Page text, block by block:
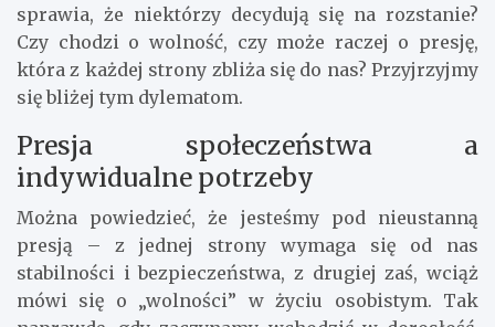
sprawia, że niektórzy decydują się na rozstanie?
Czy chodzi o wolność, czy może raczej o presję,
która z każdej strony zbliża się do nas? Przyjrzyjmy
się bliżej tym dylematom.
Presja społeczeństwa a
indywidualne potrzeby
Można powiedzieć, że jesteśmy pod nieustanną
presją – z jednej strony wymaga się od nas
stabilności i bezpieczeństwa, z drugiej zaś, wciąż
mówi się o „wolności” w życiu osobistym. Tak